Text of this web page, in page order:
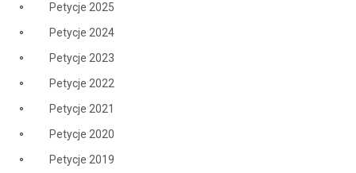
Petycje 2025
Petycje 2024
Petycje 2023
Petycje 2022
Petycje 2021
Petycje 2020
Petycje 2019